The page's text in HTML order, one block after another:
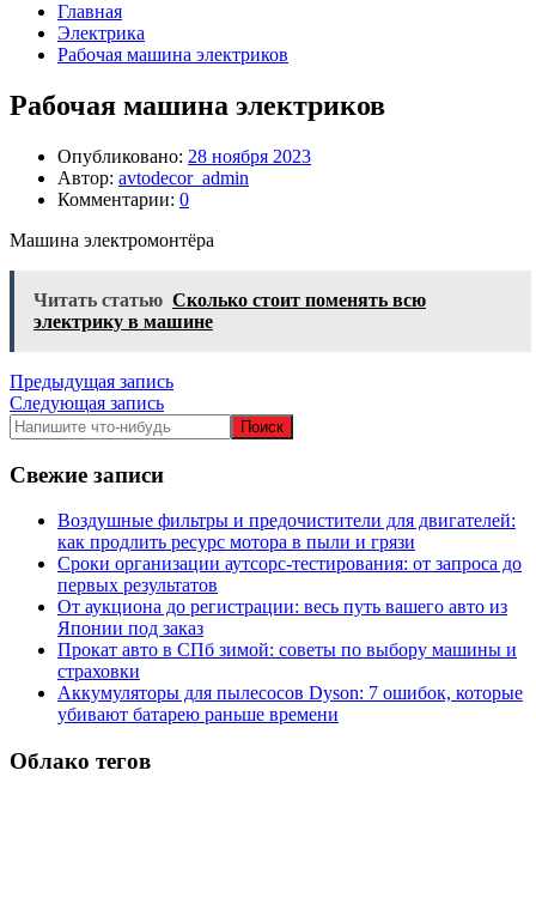
Главная
Электрика
Рабочая машина электриков
Рабочая машина электриков
Опубликовано: 28 ноября 2023
Автор: avtodecor_admin
Комментарии: 0
Машина электромонтёра
Читать статью Сколько стоит поменять всю
электрику в машине
Навигация
по
записям
Предыдущая запись
Следующая запись
Свежие записи
Воздушные фильтры и предочистители для двигателей:
как продлить ресурс мотора в пыли и грязи
Сроки организации аутсорс‑тестирования: от запроса до
первых результатов
От аукциона до регистрации: весь путь вашего авто из
Японии под заказ
Прокат авто в СПб зимой: советы по выбору машины и
страховки
Аккумуляторы для пылесосов Dyson: 7 ошибок, которые
убивают батарею раньше времени
Облако тегов